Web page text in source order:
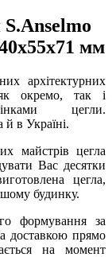
мм
архітектурних
окремо, так і
цегли.
в Україні.
майстрів цегла
Вас десятки
​​цегла,
будинку.
формування за
доставкою прямо
на момент